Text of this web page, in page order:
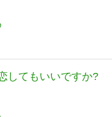
してもいいですか?